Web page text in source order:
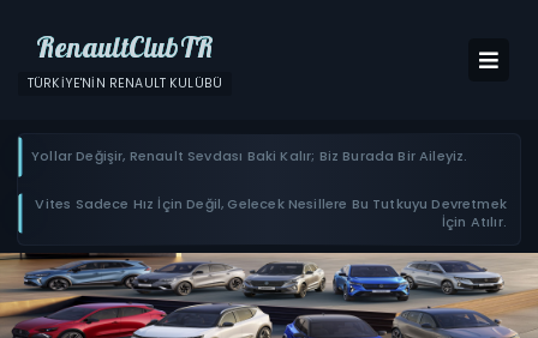
RenaultClubTR
TÜRKIYE'NIN RENAULT KULÜBÜ
Yollar Değişir, Renault Sevdası Baki Kalır; Biz Burada Bir Aileyiz.
Vites Sadece Hız İçin Değil, Gelecek Nesillere Bu Tutkuyu Devretmek
İçin Atılır.